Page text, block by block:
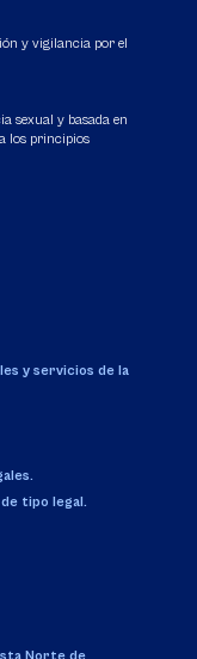
y vigilancia por el
sexual y basada en
los principios
y servicios de la
tipo legal.